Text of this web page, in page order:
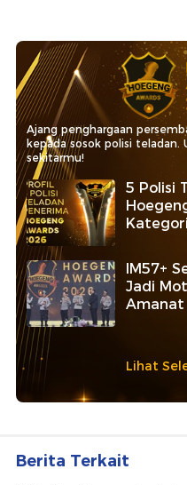
Ajang penghargaan
kepada sosok polisi teladan.
sekitarmu!
5 Polisi
IM57+
Jadi
Amanat
Lihat
Berita Terkait